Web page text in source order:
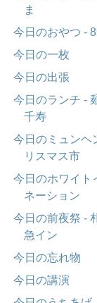
ま
今日のおやつ -
今日の一枚
今日の出張
今日のランチ -
千寿
今日のミュンヘ
リスマス市
今日のホワイト
ネーション
今日の前夜祭 -
急イン
今日の忘れ物
今日の講演